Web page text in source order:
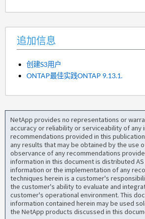
追加信息
创建S3用户
ONTAP最佳实践ONTAP 9.13.1.
NetApp provides no representations or
accuracy or reliability or serviceability of any
recommendations provided in this
any results that may be obtained by the use
observance of any recommendations
information in this document is distributed
information or the implementation of any
techniques herein is a customer's
the customer's ability to evaluate and
customer's operational environment. This
information contained herein may be used
the NetApp products discussed in this